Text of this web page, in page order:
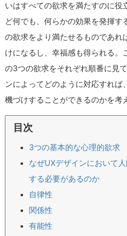
いはすべての欲求を満たすのに役
ど何でも、何らかの効果を発揮す
の欲求をより満たせるものであれ
けになるし、幸福感も得られる。
の3つの欲求をそれぞれ順番に見
ンによってどのように対応すれば
機づけすることができるのかを考
目次
3つの基本的な心理的欲求
なぜUXデザインにおいて
する必要があるのか
自律性
関係性
有能性